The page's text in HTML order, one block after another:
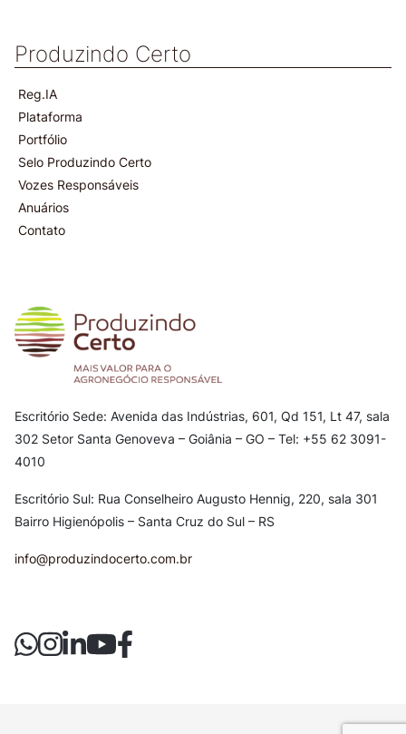
Produzindo Certo
Reg.IA
Plataforma
Portfólio
Selo Produzindo Certo
Vozes Responsáveis
Anuários
Contato
Escritório Sede: Avenida das Indústrias, 601, Qd 151, Lt 47, sala
302 Setor Santa Genoveva – Goiânia – GO – Tel: +55 62 3091-
4010
Escritório Sul: Rua Conselheiro Augusto Hennig, 220, sala 301
Bairro Higienópolis – Santa Cruz do Sul – RS
info@produzindocerto.com.br